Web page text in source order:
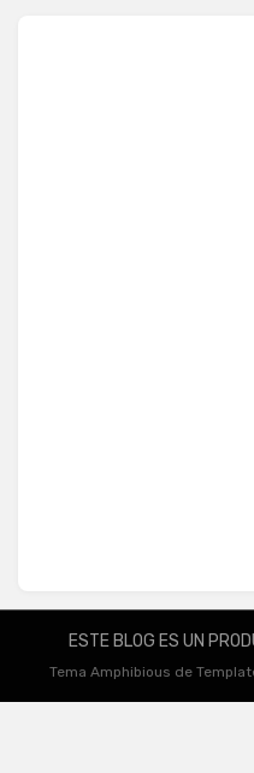
ESTE BLOG ES UN
Tema Amphibious de